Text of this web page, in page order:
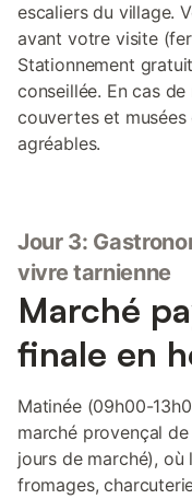
escaliers du village.
avant votre visite
Stationnement
conseillée. En cas
couvertes et
agréables.
Jour 3:
vivre tarnienne
Marché
finale en
Matinée (09h00-
marché provençal
jours de marché),
fromages,